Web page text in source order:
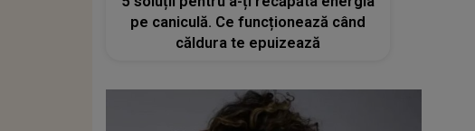
pe caniculă. Ce funcționează când
căldura te epuizează